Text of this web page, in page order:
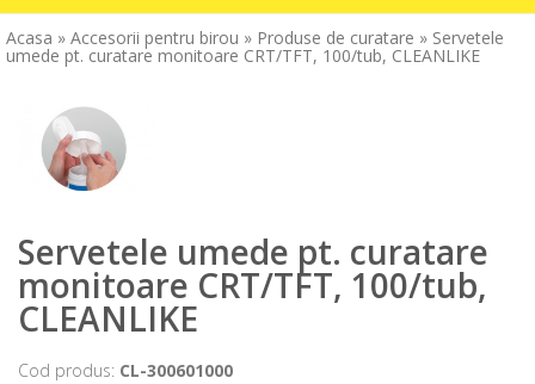
Acasa » Accesorii pentru birou » Produse de curatare » Servetele
umede pt. curatare monitoare CRT/TFT, 100/tub, CLEANLIKE
Servetele umede pt. curatare
monitoare CRT/TFT, 100/tub,
CLEANLIKE
Cod produs: CL-300601000